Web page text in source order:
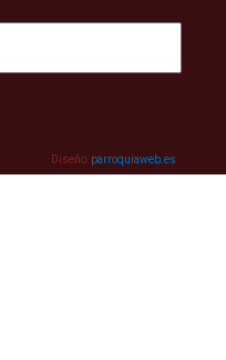
Diseño: parroquiaweb.es